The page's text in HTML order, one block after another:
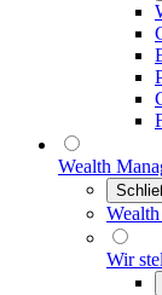
Wealth
Wir